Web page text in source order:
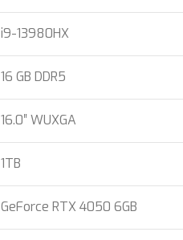
i9-13980HX
16 GB DDR5
16.0″ WUXGA
1TB
GeForce RTX 4050 6GB